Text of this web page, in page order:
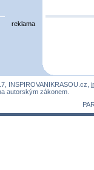
reklama
INSPIROVANIKRASOU.cz,
autorským zákonem.